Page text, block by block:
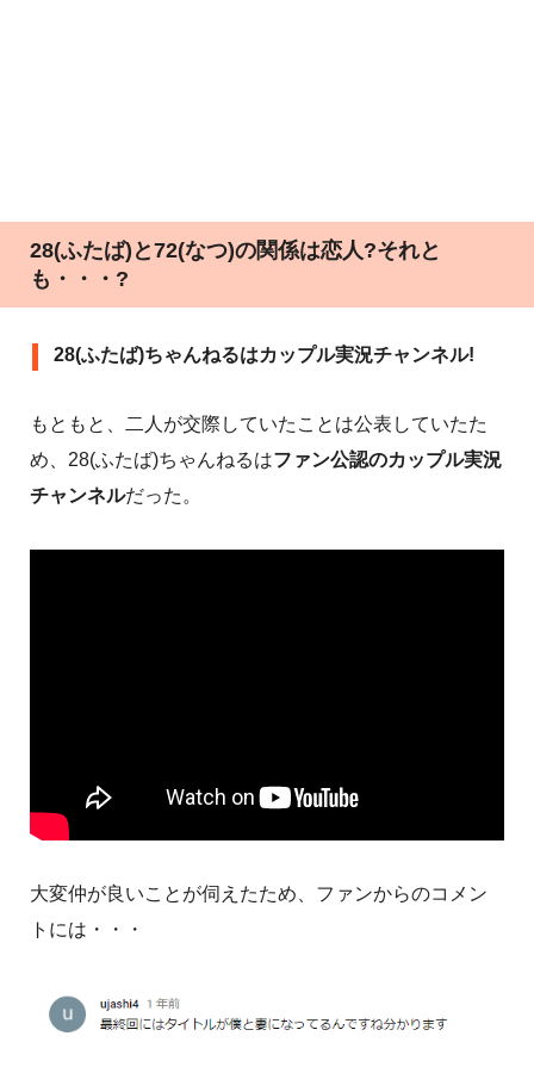
28(ふたば)と72(なつ)の関係は恋人?それと
も・・・?
28(ふたば)ちゃんねるはカップル実況チャンネル!
もともと、二人が交際していたことは公表していたた
め、28(ふたば)ちゃんねるはファン公認のカップル実況
チャンネルだった。
大変仲が良いことが伺えたため、ファンからのコメン
トには・・・